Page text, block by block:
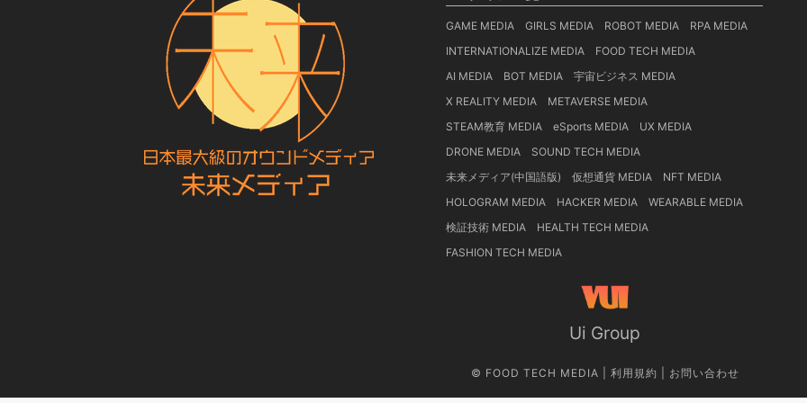
GAME MEDIA GIRLS MEDIA ROBOT MEDIA
RPA MEDIA
INTERNATIONALIZE MEDIA
FOOD TECH MEDIA
AI MEDIA
BOT MEDIA
宇宙ビジネス MEDIA
X REALITY MEDIA
METAVERSE MEDIA
STEAM教育 MEDIA
eSports MEDIA
UX MEDIA
DRONE MEDIA
SOUND TECH MEDIA
未来メディア(中国語版)
仮想通貨 MEDIA
NFT MEDIA
HOLOGRAM MEDIA
HACKER MEDIA
WEARABLE MEDIA
検証技術 MEDIA
HEALTH TECH MEDIA
FASHION TECH MEDIA
Ui Group
© FOOD TECH MEDIA 利用規約 お問い合わせ